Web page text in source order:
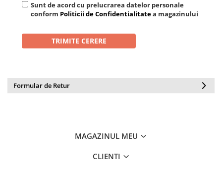
Sunt de acord cu prelucrarea datelor personale
conform Politicii de Confidentialitatea magazinului
Formular de Retur
MAGAZINUL MEU
CLIENTI